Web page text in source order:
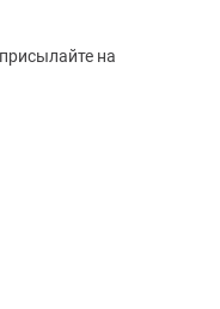
на